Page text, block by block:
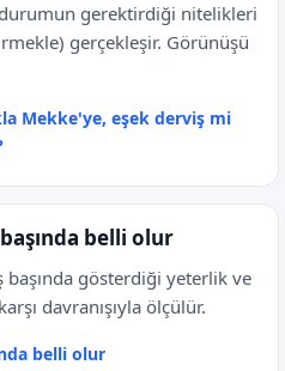
gerektirdiği nitelikleri
gerçekleşir. Görünüşü
Mekke'ye, eşek derviş mi
belli olur
başında gösterdiği yeterlik ve
davranışıyla ölçülür.
belli olur